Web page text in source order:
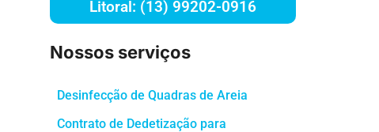
Litoral: (13) 99202-0916
Nossos serviços
Desinfecção de Quadras de Areia
Contrato de Dedetização para